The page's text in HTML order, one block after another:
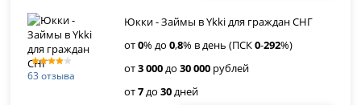
63 отзыва
Юкки - Займы в Ykki для граждан СНГ
от0% до0,8% в день (ПСК0-292%)
от3 000до30 000 рублей
от7до30дней